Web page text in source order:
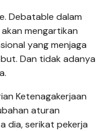
Debatable dalam
mengartikan
yang menjaga
Dan tidak adanya
Ketenagakerjaan
aturan
dia, serikat pekerja